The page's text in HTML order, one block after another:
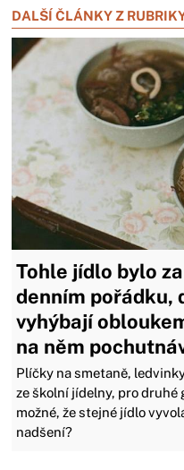
DALŠÍ ČLÁNKY Z
Tohle jídlo bylo
denním pořádku,
vyhýbají
na něm
Plíčky na smetaně,
ze školní jídelny, pro druhé
možné, že stejné jídlo
nadšení?